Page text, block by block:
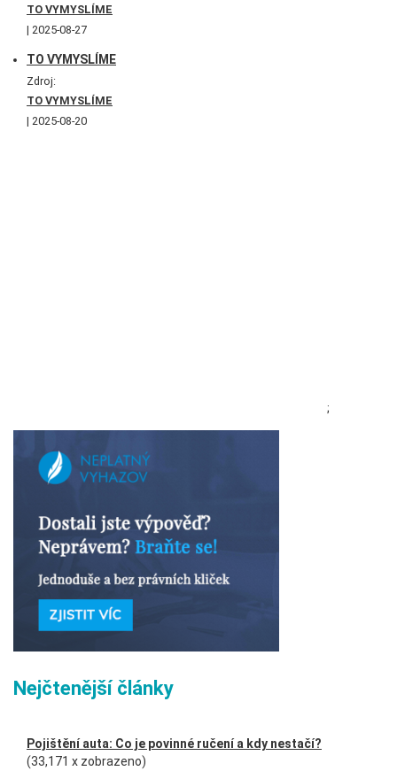
TO VYMYSLÍME
2025-08-27
TO VYMYSLÍME
Zdroj:
TO VYMYSLÍME
2025-08-20
;
Nejčtenější články
Pojištění auta: Co je povinné ručení a kdy nestačí?
(33,171 x zobrazeno)